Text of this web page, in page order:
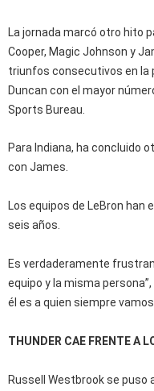
La jornada marcó otro hito
Cooper, Magic Johnson y
triunfos consecutivos en la
Duncan con el mayor
Sports Bureau.
Para Indiana, ha concluido
con James.
Los equipos de LeBron han
seis años.
Es verdaderamente
equipo y la misma
él es a quien siempre
THUNDER CAE FRENTE A
Russell Westbrook se puso